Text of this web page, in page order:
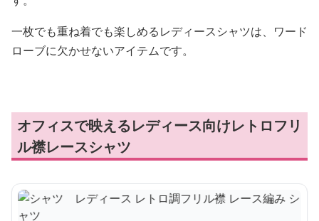
一枚でも重ね着でも楽しめるレディースシャツは、ワード
ローブに欠かせないアイテムです。
オフィスで映えるレディース向けレトロフリ
ル襟レースシャツ